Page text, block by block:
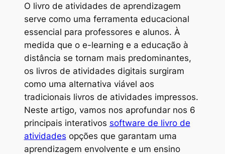
O livro de atividades de aprendizagem
serve como uma ferramenta educacional
essencial para professores e alunos. À
medida que o e-learning e a educação à
distância se tornam mais predominantes,
os livros de atividades digitais surgiram
como uma alternativa viável aos
tradicionais livros de atividades impressos.
Neste artigo, vamos nos aprofundar nos 6
principais interativos software de livro de
atividades opções que garantam uma
aprendizagem envolvente e um ensino